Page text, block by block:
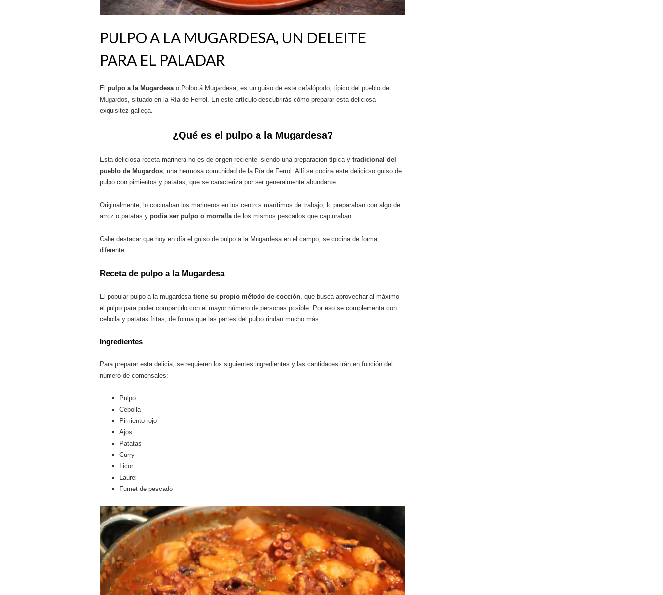
PULPO A LA MUGARDESA, UN DELEITE
PARA EL PALADAR
El pulpo a la Mugardesa o Polbo á Mugardesa, es un guiso de este cefalópodo, típico del pueblo de
Mugardos, situado en la Ría de Ferrol. En este artículo descubrirás cómo preparar esta deliciosa
exquisitez gallega.
¿Qué es el pulpo a la Mugardesa?
Esta deliciosa receta marinera no es de origen reciente, siendo una preparación típica y tradicional del
pueblo de Mugardos , una hermosa comunidad de la Ría de Ferrol. Allí se cocina este delicioso guiso de
pulpo con pimientos y patatas, que se caracteriza por ser generalmente abundante.
Originalmente, lo cocinaban los marineros en los centros marítimos de trabajo, lo preparaban con algo de
arroz o patatas y podía ser pulpo o morralla de los mismos pescados que capturaban.
Cabe destacar que hoy en día el guiso de pulpo a la Mugardesa en el campo, se cocina de forma
diferente.
Receta de pulpo a la Mugardesa
El popular pulpo a la mugardesa tiene su propio método de cocción , que busca aprovechar al máximo
el pulpo para poder compartirlo con el mayor número de personas posible. Por eso se complementa con
cebolla y patatas fritas, de forma que las partes del pulpo rindan mucho más.
Ingredientes
Para preparar esta delicia, se requieren los siguientes ingredientes y las cantidades irán en función del
número de comensales:
Pulpo
Cebolla
Pimiento rojo
Ajos
Patatas
Curry
Licor
Laurel
Fumet de pescado